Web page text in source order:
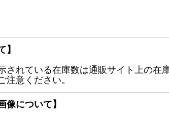
】
されている在庫数は通販サイト上の在
注意ください。
像について】